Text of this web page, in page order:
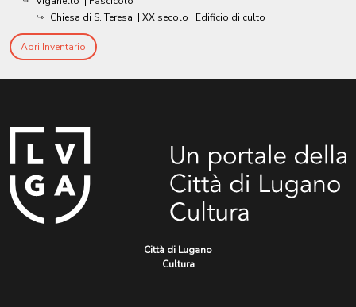
Chiesa di S. Teresa | XX secolo | Edificio di culto
Apri Inventario
Città di Lugano
Cultura